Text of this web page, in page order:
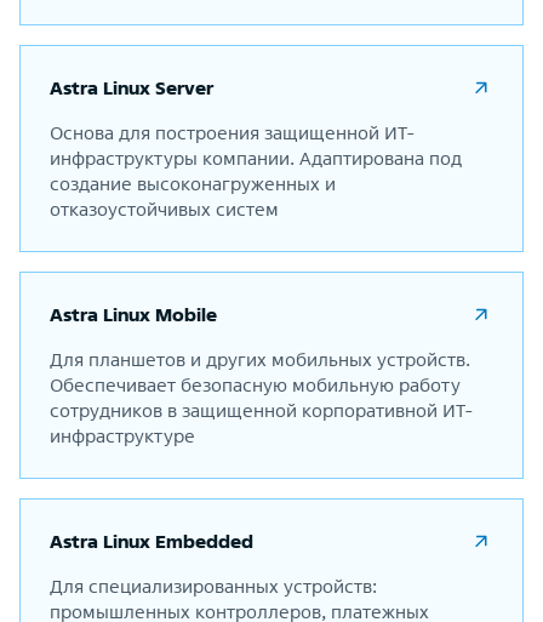
Astra Linux Server
Основа для построения защищенной ИТ-
инфраструктуры компании. Адаптирована под
создание высоконагруженных и
отказоустойчивых систем
Astra Linux Mobile
Для планшетов и других мобильных устройств.
Обеспечивает безопасную мобильную работу
сотрудников в защищенной корпоративной ИT-
инфраструктуре
Astra Linux Embedded
Для специализированных устройств:
промышленных контроллеров, платежных